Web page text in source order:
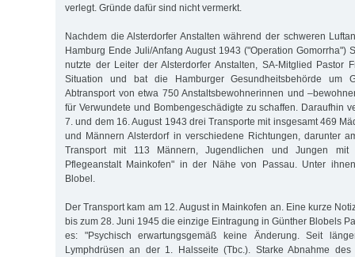
verlegt. Gründe dafür sind nicht vermerkt.
Nachdem die Alsterdorfer Anstalten während der schweren
Hamburg Ende Juli/Anfang August 1943 ("Operation Gomorrha")
nutzte der Leiter der Alsterdorfer Anstalten, SA-Mitglied Pastor
Situation und bat die Hamburger Gesundheitsbehörde um
Abtransport von etwa 750 Anstaltsbewohnerinnen und
für Verwundete und Bombengeschädigte zu schaffen. Daraufhin
7. und dem 16. August 1943 drei Transporte mit insgesamt 469
und Männern Alsterdorf in verschiedene Richtungen, darunter
Transport mit 113 Männern, Jugendlichen und Jungen
Pflegeanstalt Mainkofen" in der Nähe von Passau. Unter
Blobel.
Der Transport kam am 12. August in Mainkofen an. Eine kurze
bis zum 28. Juni 1945 die einzige Eintragung in Günther Blobels
es: "Psychisch erwartungsgemäß keine Änderung. Seit
Lymphdrüsen an der 1. Halsseite (Tbc.). Starke Abnahme des